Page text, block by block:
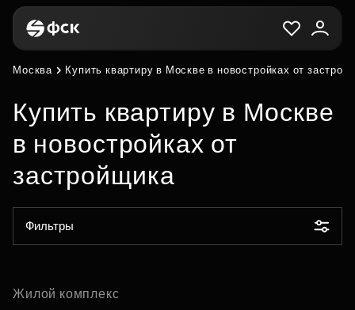
Москва Купить квартиру в Москве в новостройках от
Купить квартиру в Москве
в новостройках от
застройщика
Фильтры
Жилой комплекс